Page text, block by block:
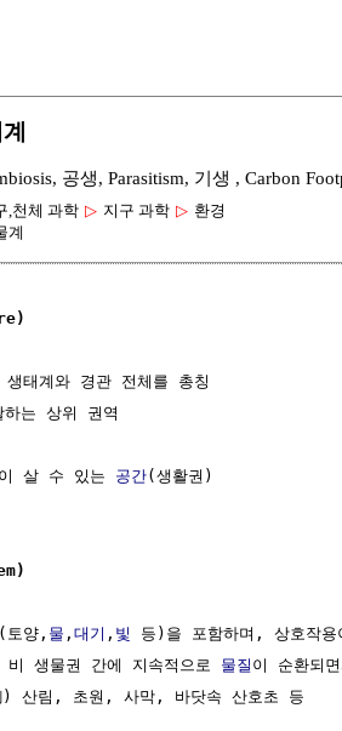
공생, Parasitism, 기생 , Carbon
,천체 과학 ▷ 지구 과학 ▷ 환경
계
태계와 경관 전체를 총칭
는 상위 권역
이 살 수 있는 공간(생활권)
토양, 물 , 대기 , 빛
등)을 포함하며, 상호작용
생물권 간에 지속적으로
물질 이 순환되
산림, 초원, 사막, 바닷속 산호초 등